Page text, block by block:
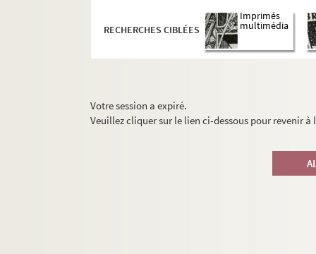
RECHERCHES CIBLÉES
Imprimés
multimédia
Votre session a expiré.
Veuillez cliquer sur le lien ci-dessous pour revenir